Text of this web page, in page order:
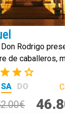
Rodrigo
de caballeros,
(7)
SA DO